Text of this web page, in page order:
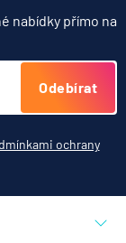
nabídky přímo na
Odebírat
ochrany